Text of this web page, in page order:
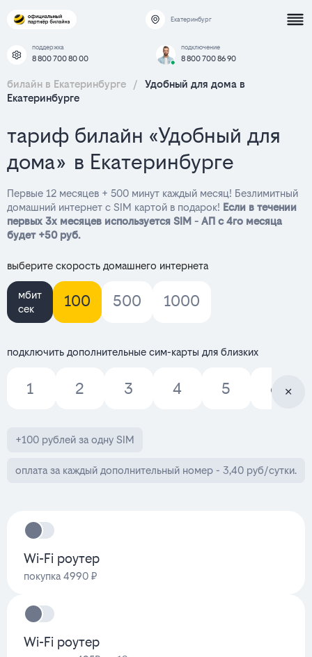
Екатеринбург
поддержка
8 800 700 80 00
подключение
8 800 700 86 90
билайн в Екатеринбурге /
Удобный для дома в
Екатеринбурге
тариф билайн «Удобный для
дома» в Екатеринбурге
Первые 12 месяцев + 500 минут каждый месяц! Безлимитный
домашний интернет с SIM картой в подарок! Если в течении
первых 3х месяцев используется SIM - АП с 4го месяца
будет +50 руб.
выберите скорость домашнего интернета
мбит
сек
100 500 1000
подключить дополнительные сим-карты для близких
1 2 3 4 5 6
+100 рублей за одну SIM
оплата за каждый дополнительный номер - 3,40 руб/сутки.
Wi-Fi роутер
покупка 4990 ₽
Wi-Fi роутер